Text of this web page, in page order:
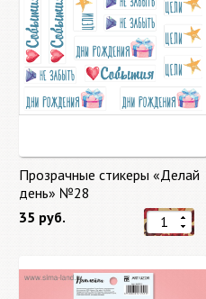
Прозрачные стикеры «Делай
день» №28
35 руб.